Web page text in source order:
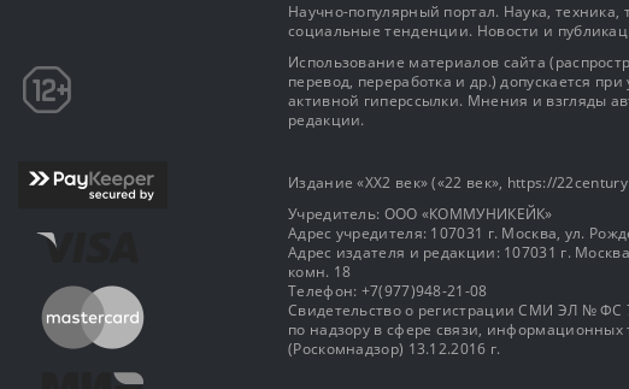
Научно-популярный портал. Наука,
социальные тенденции. Новости и
Использование материалов сайта
перевод, переработка и др.) допускается
активной гиперссылки. Мнения и взгляды
редакции.
Издание «XX2 век» («22 век», https://
Учредитель: OOO «КОММУНИКЕЙК»
Адрес учредителя: 107031 г. Москва, ул.
Адрес издателя и редакции: 107031 г.
комн. 18
Телефон: +7(977)948-21-08
Свидетельство о регистрации СМИ ЭЛ № ФС
по надзору в сфере связи,
(Роскомнадзор) 13.12.2016 г.